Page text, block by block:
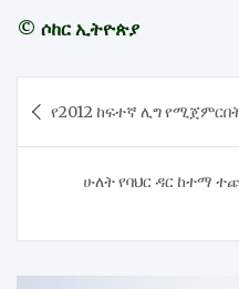
© ሶከር ኢትዮጵያ
navigation
የ2012 ከፍተኛ ሊግ
ሁለት የባህር ዳር ከተማ